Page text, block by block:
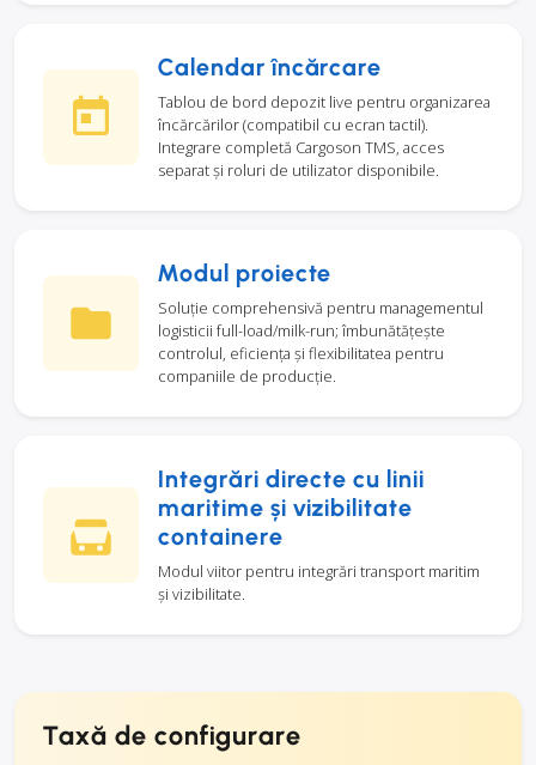
Calendar încărcare
Tablou de bord depozit live pentru organizarea
încărcărilor (compatibil cu ecran tactil).
Integrare completă Cargoson TMS, acces
separat și roluri de utilizator disponibile.
Modul proiecte
Soluție comprehensivă pentru managementul
logisticii full-load/milk-run; îmbunătățește
controlul, eficiența și flexibilitatea pentru
companiile de producție.
Integrări directe cu linii
maritime și vizibilitate
containere
Modul viitor pentru integrări transport maritim
și vizibilitate.
Taxă de configurare